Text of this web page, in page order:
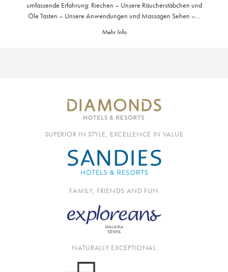
umfassende Erfahrung: Riechen – Unsere Räucherstäbchen und
Öle Tasten – Unsere Anwendungen und Massagen Sehen –...
Mehr Info
SUPERIOR IN STYLE, EXCELLENCE IN VALUE
FAMILY, FRIENDS AND FUN
NATURALLY EXCEPTIONAL